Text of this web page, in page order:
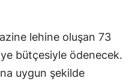
lehine oluşan 73
bütçesiyle ödenecek.
uygun şekilde